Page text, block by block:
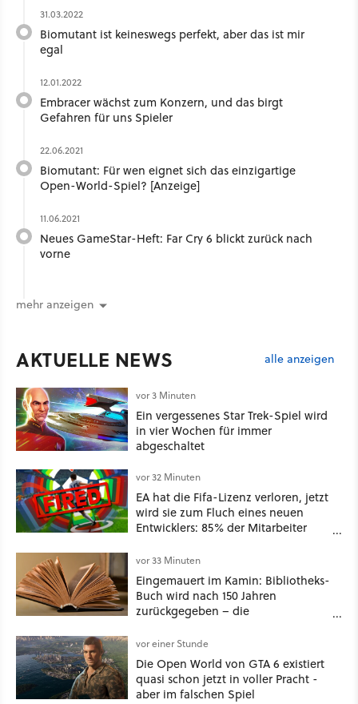
31.03.2022
Biomutant ist keineswegs perfekt, aber das ist mir
egal
12.01.2022
Embracer wächst zum Konzern, und das birgt
Gefahren für uns Spieler
22.06.2021
Biomutant: Für wen eignet sich das einzigartige
Open-World-Spiel? [Anzeige]
11.06.2021
Neues GameStar-Heft: Far Cry 6 blickt zurück nach
vorne
mehr anzeigen
AKTUELLE NEWS alle anzeigen
vor 3 Minuten
Ein vergessenes Star Trek-Spiel wird
in vier Wochen für immer
abgeschaltet
vor 32 Minuten
EA hat die Fifa-Lizenz verloren, jetzt
wird sie zum Fluch eines neuen
Entwicklers: 85% der Mitarbeiter
vor 33 Minuten
Eingemauert im Kamin: Bibliotheks-
Buch wird nach 150 Jahren
zurückgegeben – die
vor einer Stunde
Die Open World von GTA 6 existiert
quasi schon jetzt in voller Pracht -
aber im falschen Spiel